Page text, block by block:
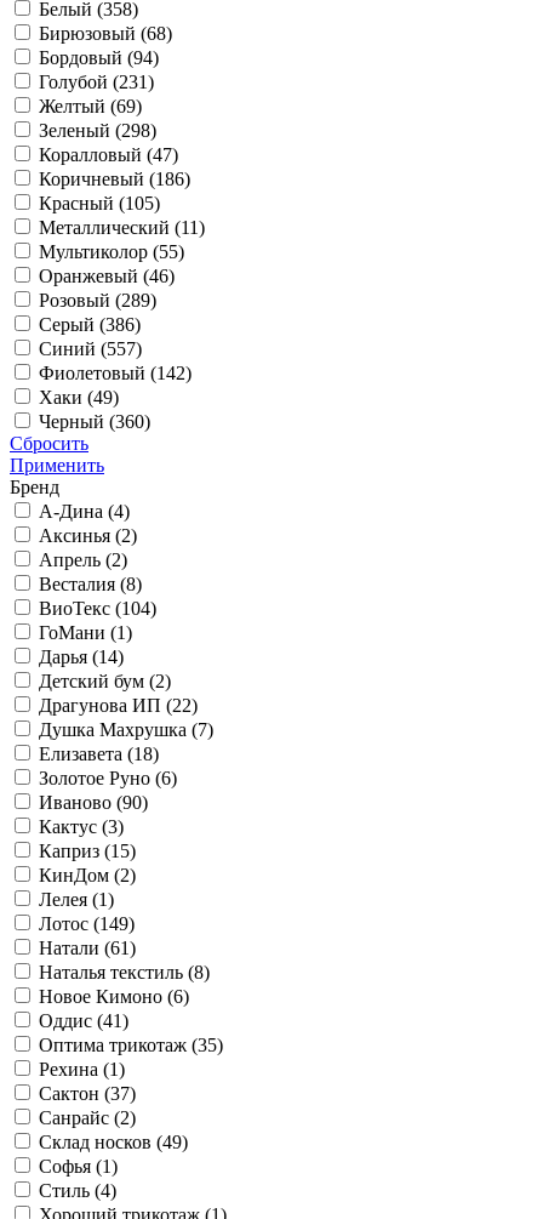
Белый (358)
Бирюзовый (68)
Бордовый (94)
Голубой (231)
Желтый (69)
Зеленый (298)
Коралловый (47)
Коричневый (186)
Красный (105)
Металлический (11)
Мультиколор (55)
Оранжевый (46)
Розовый (289)
Серый (386)
Синий (557)
Фиолетовый (142)
Хаки (49)
Черный (360)
Сбросить
Применить
Бренд
А-Дина (4)
Аксинья (2)
Апрель (2)
Весталия (8)
ВиоТекс (104)
ГоМани (1)
Дарья (14)
Детский бум (2)
Драгунова ИП (22)
Душка Махрушка (7)
Елизавета (18)
Золотое Руно (6)
Иваново (90)
Кактус (3)
Каприз (15)
КинДом (2)
Лелея (1)
Лотос (149)
Натали (61)
Наталья текстиль (8)
Новое Кимоно (6)
Оддис (41)
Оптима трикотаж (35)
Рехина (1)
Сактон (37)
Санрайс (2)
Склад носков (49)
Софья (1)
Стиль (4)